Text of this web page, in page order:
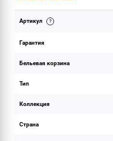
ОБЪЕМ ПОСТАВКИ
Артикул
Гарантия
Бельевая корзина
Тип
Коллекция
Страна